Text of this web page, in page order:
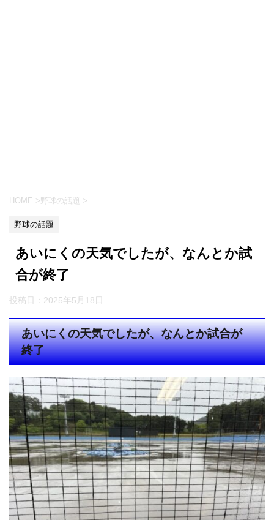
HOME >野球の話題 >
野球の話題
あいにくの天気でしたが、なんとか試
合が終了
投稿日： 2025年5月18日
あいにくの天気でしたが、なんとか試合が
終了